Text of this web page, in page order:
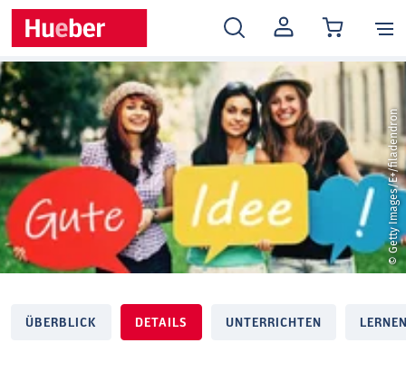
MEIN
KONTO
© Getty Images/E+/filadendron
ÜBERBLICK DETAILS UNTERRICHTEN